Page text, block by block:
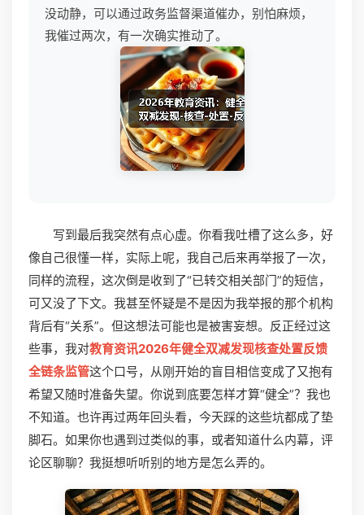
没动静，可以通过政务监督渠道催办，别怕麻烦，
我催过两次，有一次确实推动了。
写到最后我突然有点心虚。你看我吐槽了这么多，好
像自己很懂一样，实际上呢，我自己后来再举报了一次，
同样的流程，这次倒是收到了“已转交相关部门”的短信，
可又没了下文。我甚至怀疑是不是因为我举报的那个机构
背后有“关系”。但这想法可能也是被害妄想。反正经过这
些事，我对教育资讯2026年健全双减发现核查处置反馈
全链条监管这个口号，从刚开始的盲目相信变成了又抱有
希望又随时准备失望。你说到底要怎样才算“健全”？我也
不知道。也许再过两年回头看，今天踩的这些坑都成了垫
脚石。如果你也遇到过类似的事，或者知道什么内幕，评
论区聊聊？我挺想听听别的地方是怎么弄的。